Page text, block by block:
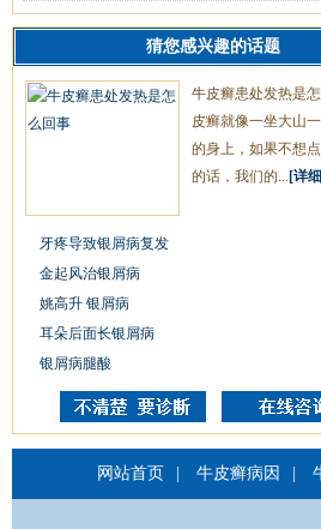
猜您感兴趣的话题
牛皮癣患处发热是
皮癣就像一坐大山
的身上，如果不想
的话，我们的... [详
牙疼导致银屑病复发
金起风治银屑病
姚高升 银屑病
耳朵后面长银屑病
银屑病腿酸
网站首页 牛皮癣病因